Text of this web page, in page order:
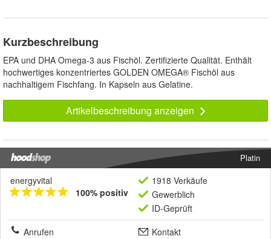
Kurzbeschreibung
EPA und DHA Omega-3 aus Fischöl. Zertifizierte Qualität. Enthält
hochwertiges konzentriertes GOLDEN OMEGA® Fischöl aus
nachhaltigem Fischfang. In Kapseln aus Gelatine.
Artikelbeschreibung anzeigen
Platin
energyvital
100% positiv
1918 Verkäufe
Gewerblich
ID-Geprüft
Anrufen
Kontakt